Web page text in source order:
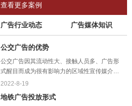
查看更多案例
广告行业动态 广告媒体知识
公交广告的优势
公交广告因其流动性大、接触人员多、广告形
式醒目而成为很有影响力的区域性宣传媒介。
今天小编就带你了解一下它的主要优势：
2022-8-19
地铁广告投放形式